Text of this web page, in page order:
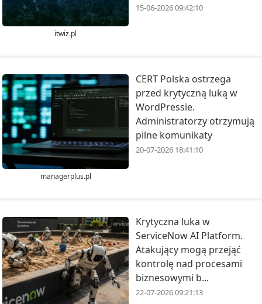
itwiz.pl
15-06-2026 09:42:10
managerplus.pl
CERT Polska ostrzega
przed krytyczną luką w
WordPressie.
Administratorzy otrzymują
pilne komunikaty
20-07-2026 18:41:10
Krytyczna luka w
ServiceNow AI Platform.
Atakujący mogą przejąć
kontrolę nad procesami
biznesowymi b...
22-07-2026 09:21:13